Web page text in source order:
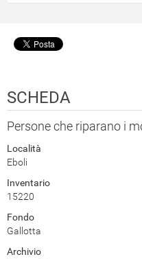
SCHEDA
Persone che riparano i
Località
Eboli
Inventario
15220
Fondo
Gallotta
Archivio